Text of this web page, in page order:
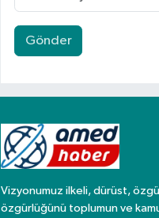
Gönder
Vizyonumuz ilkeli, dürüst,
özgürlüğünü toplumun ve